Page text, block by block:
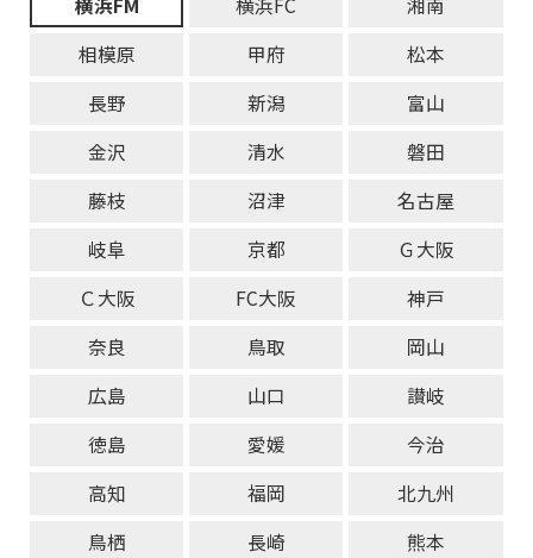
横浜FM
横浜FC
湘南
相模原
甲府
松本
長野
新潟
富山
金沢
清水
磐田
藤枝
沼津
名古屋
岐阜
京都
Ｇ大阪
Ｃ大阪
FC大阪
神戸
奈良
鳥取
岡山
広島
山口
讃岐
徳島
愛媛
今治
高知
福岡
北九州
鳥栖
長崎
熊本